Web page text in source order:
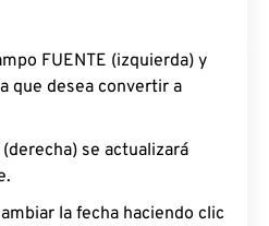
FUENTE (izquierda) y
que desea convertir a
(derecha) se actualizará
la fecha haciendo clic